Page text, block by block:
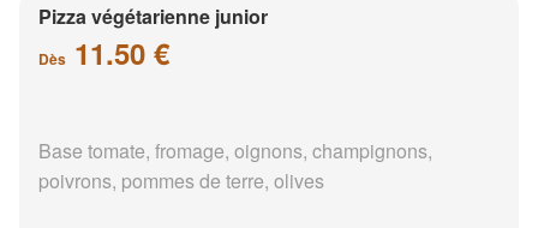
Pizza végétarienne junior
Dès 11.50 €
Base tomate, fromage, oignons, champignons,
poivrons, pommes de terre, olives